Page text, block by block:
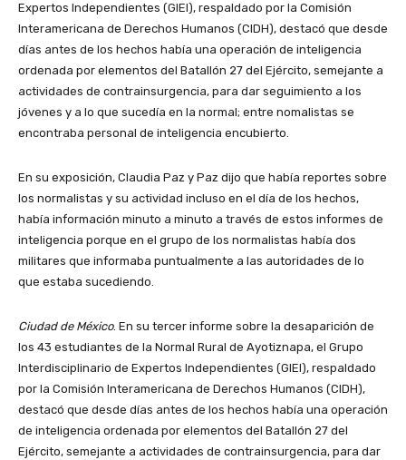
Expertos Independientes (GIEI), respaldado por la Comisión
Interamericana de Derechos Humanos (CIDH), destacó que desde
días antes de los hechos había una operación de inteligencia
ordenada por elementos del Batallón 27 del Ejército, semejante a
actividades de contrainsurgencia, para dar seguimiento a los
jóvenes y a lo que sucedía en la normal; entre nomalistas se
encontraba personal de inteligencia encubierto.
En su exposición, Claudia Paz y Paz dijo que había reportes sobre
los normalistas y su actividad incluso en el día de los hechos,
había información minuto a minuto a través de estos informes de
inteligencia porque en el grupo de los normalistas había dos
militares que informaba puntualmente a las autoridades de lo
que estaba sucediendo.
Ciudad de México. En su tercer informe sobre la desaparición de
los 43 estudiantes de la Normal Rural de Ayotiznapa, el Grupo
Interdisciplinario de Expertos Independientes (GIEI), respaldado
por la Comisión Interamericana de Derechos Humanos (CIDH),
destacó que desde días antes de los hechos había una operación
de inteligencia ordenada por elementos del Batallón 27 del
Ejército, semejante a actividades de contrainsurgencia, para dar